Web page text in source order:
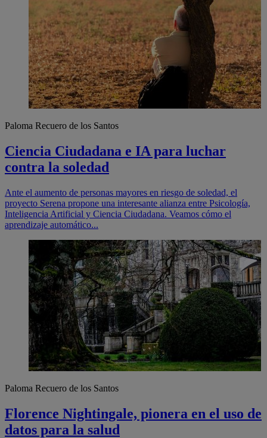
Paloma Recuero de los Santos
Ciencia Ciudadana e IA para luchar
contra la soledad
Ante el aumento de personas mayores en riesgo de soledad, el
proyecto Serena propone una interesante alianza entre Psicología,
Inteligencia Artificial y Ciencia Ciudadana. Veamos cómo el
aprendizaje automático...
Paloma Recuero de los Santos
Florence Nightingale, pionera en el uso de
datos para la salud